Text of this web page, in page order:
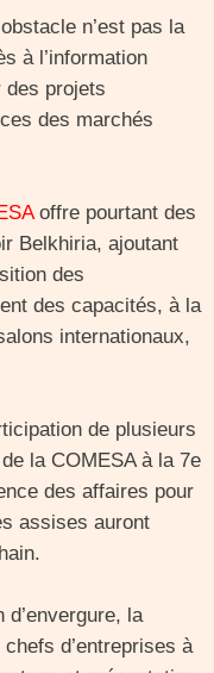
n’est pas la
à l’information
des projets
des marchés
offre pourtant des
Belkhiria, ajoutant
des
des capacités, à la
internationaux,
de plusieurs
la COMESA à la 7e
des affaires pour
assises auront
d’envergure, la
d’entreprises à